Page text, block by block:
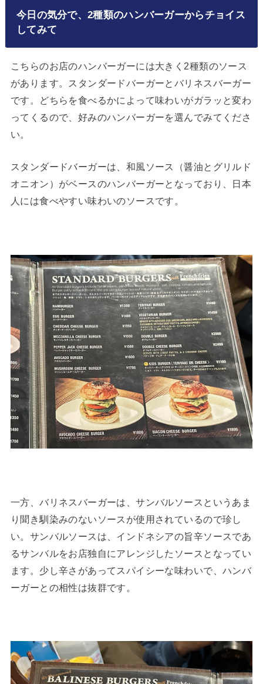
今日の気分で、2種類のハンバーガーからチョイス
してみて
こちらのお店のハンバーガーには大きく2種類のソース
があります。スタンダードバーガーとバリネスバーガー
です。どちらを食べるかによって味わいがガラッと変わ
ってくるので、好みのハンバーガーを選んでみてくださ
い。
スタンダードバーガーは、和風ソース（醤油とグリルド
オニオン）がベースのハンバーガーとなっており、日本
人には食べやすい味わいのソースです。
一方、バリネスバーガーは、サンバルソースというあま
り聞き馴染みのないソースが使用されているので珍し
い。サンバルソースは、インドネシアの旨辛ソースであ
るサンバルをお店独自にアレンジしたソースとなってい
ます。少し辛さがあってスパイシーな味わいで、ハンバ
ーガーとの相性は抜群です。